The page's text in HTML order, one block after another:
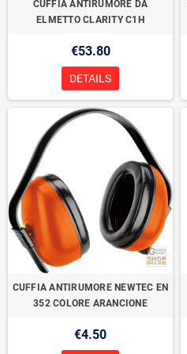
CUFFIA ANTIRUMORE DA
ELMETTO CLARITY C1H
€53.80
DETAILS
CUFFIA ANTIRUMORE NEWTEC EN
352 COLORE ARANCIONE
€4.50